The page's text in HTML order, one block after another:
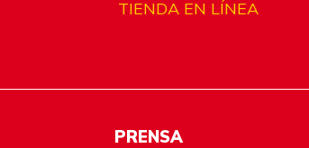
TIENDA EN LÍNEA
PRENSA